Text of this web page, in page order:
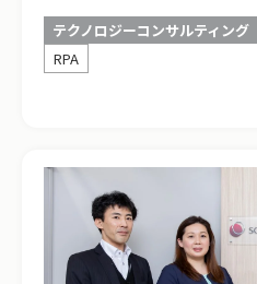
テクノロジーコンサルティング
RPA